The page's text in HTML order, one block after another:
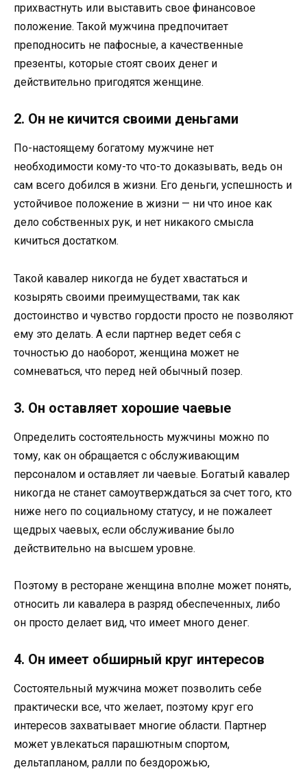
прихвастнуть или выставить свое финансовое
положение. Такой мужчина предпочитает
преподносить не пафосные, а качественные
презенты, которые стоят своих денег и
действительно пригодятся женщине.
2. Он не кичится своими деньгами
По-настоящему богатому мужчине нет
необходимости кому-то что-то доказывать, ведь он
сам всего добился в жизни. Его деньги, успешность и
устойчивое положение в жизни — ни что иное как
дело собственных рук, и нет никакого смысла
кичиться достатком.
Такой кавалер никогда не будет хвастаться и
козырять своими преимуществами, так как
достоинство и чувство гордости просто не позволяют
ему это делать. А если партнер ведет себя с
точностью до наоборот, женщина может не
сомневаться, что перед ней обычный позер.
3. Он оставляет хорошие чаевые
Определить состоятельность мужчины можно по
тому, как он обращается с обслуживающим
персоналом и оставляет ли чаевые. Богатый кавалер
никогда не станет самоутверждаться за счет того, кто
ниже него по социальному статусу, и не пожалеет
щедрых чаевых, если обслуживание было
действительно на высшем уровне.
Поэтому в ресторане женщина вполне может понять,
относить ли кавалера в разряд обеспеченных, либо
он просто делает вид, что имеет много денег.
4. Он имеет обширный круг интересов
Состоятельный мужчина может позволить себе
практически все, что желает, поэтому круг его
интересов захватывает многие области. Партнер
может увлекаться парашютным спортом,
дельтапланом, ралли по бездорожью,